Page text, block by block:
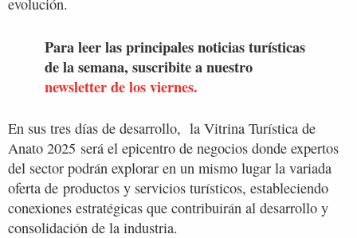
evolución.
Para leer las principales noticias turísticas
de la semana, suscribite a nuestro
newsletter de los viernes.
En sus tres días de desarrollo, la Vitrina Turística de
Anato 2025 será el epicentro de negocios donde expertos
del sector podrán explorar en un mismo lugar la variada
oferta de productos y servicios turísticos, estableciendo
conexiones estratégicas que contribuirán al desarrollo y
consolidación de la industria.